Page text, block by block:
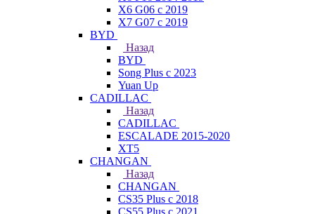
X6 G06 с 2019
X7 G07 с 2019
BYD
Назад
BYD
Song Plus с 2023
Yuan Up
CADILLAC
Назад
CADILLAC
ESСALADE 2015-2020
XT5
CHANGAN
Назад
CHANGAN
CS35 Plus с 2018
CS55 Plus с 2021